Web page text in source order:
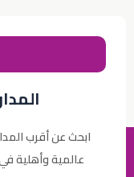
ابحث عن أقرب
عالمية وأهلية